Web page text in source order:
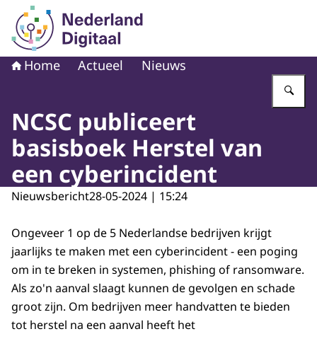
Naar de homepage van Nederland Digitaal
Home Actueel Nieuws
NCSC publiceert
basisboek Herstel van
een cyberincident
Nieuwsbericht28-05-2024 | 15:24
Ongeveer 1 op de 5 Nederlandse bedrijven krijgt
jaarlijks te maken met een cyberincident - een poging
om in te breken in systemen, phishing of ransomware.
Als zo'n aanval slaagt kunnen de gevolgen en schade
groot zijn. Om bedrijven meer handvatten te bieden
tot herstel na een aanval heeft het